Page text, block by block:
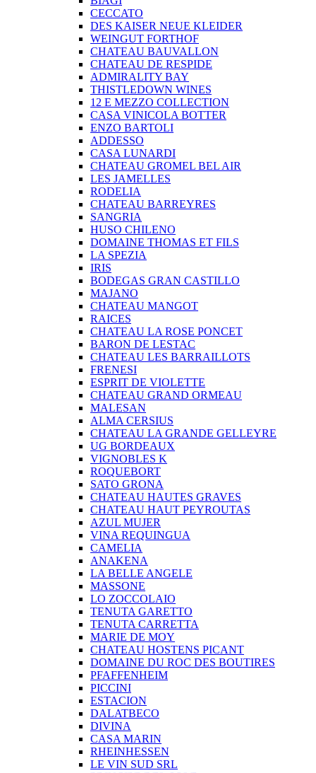
CECCATO
DES KAISER NEUE KLEIDER
WEINGUT FORTHOF
CHATEAU BAUVALLON
CHATEAU DE RESPIDE
ADMIRALITY BAY
THISTLEDOWN WINES
12 E MEZZO COLLECTION
CASA VINICOLA BOTTER
ENZO BARTOLI
ADDESSO
CASA LUNARDI
CHATEAU GROMEL BEL AIR
LES JAMELLES
RODELIA
CHATEAU BARREYRES
SANGRIA
HUSO CHILENO
DOMAINE THOMAS ET FILS
LA SPEZIA
IRIS
BODEGAS GRAN CASTILLO
MAJANO
CHATEAU MANGOT
RAICES
CHATEAU LA ROSE PONCET
BARON DE LESTAC
CHATEAU LES BARRAILLOTS
FRENESI
ESPRIT DE VIOLETTE
CHATEAU GRAND ORMEAU
MALESAN
ALMA CERSIUS
CHATEAU LA GRANDE GELLEYRE
UG BORDEAUX
VIGNOBLES K
ROQUEBORT
SATO GRONA
CHATEAU HAUTES GRAVES
CHATEAU HAUT PEYROUTAS
AZUL MUJER
VINA REQUINGUA
CAMELIA
ANAKENA
LA BELLE ANGELE
MASSONE
LO ZOCCOLAIO
TENUTA GARETTO
TENUTA CARRETTA
MARIE DE MOY
CHATEAU HOSTENS PICANT
DOMAINE DU ROC DES BOUTIRES
PFAFFENHEIM
PICCINI
ESTACION
DALATBECO
DIVINA
CASA MARIN
RHEINHESSEN
LE VIN SUD SRL